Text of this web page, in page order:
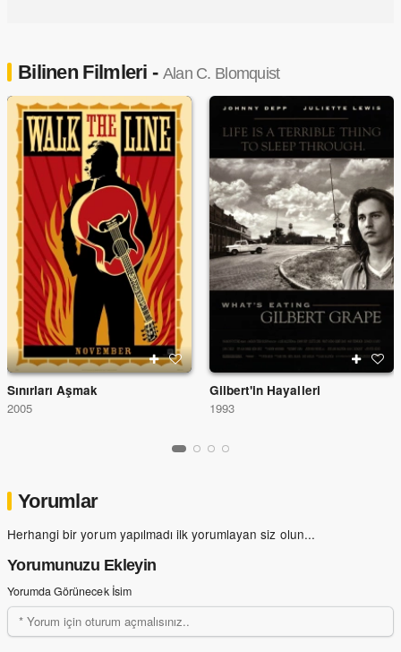
Bilinen Filmleri - Alan C. Blomquist
Sınırları Aşmak
2005
Gilbert'in Hayalleri
1993
Yorumlar
Herhangi bir yorum yapılmadı ilk yorumlayan siz olun...
Yorumunuzu Ekleyin
Yorumda Görünecek İsim